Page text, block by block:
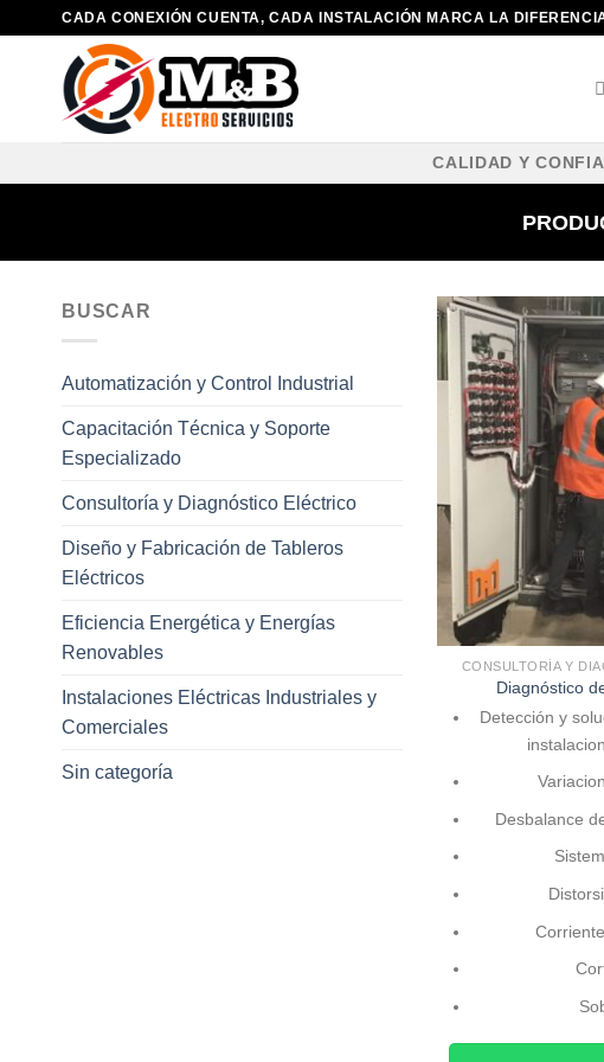
contenido
CADA CONEXIÓN CUENTA, CADA INSTALACIÓN MARCA LA
CALIDAD Y
BUSCAR
Automatización y Control Industrial
Capacitación Técnica y Soporte
Especializado
Consultoría y Diagnóstico Eléctrico
Diseño y Fabricación de Tableros
Eléctricos
Eficiencia Energética y Energías
Renovables
Instalaciones Eléctricas Industriales y
Comerciales
Sin categoría
CONSULTORÍA Y
Diagnóstico
Detección y
Desbalance